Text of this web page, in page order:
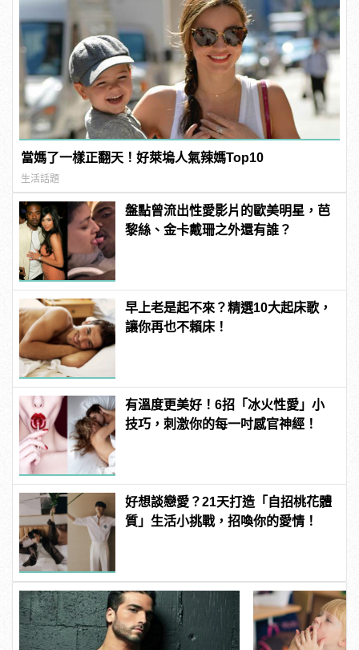
當媽了一樣正翻天！好萊塢人氣辣媽Top10
生活話題
盤點曾流出性愛影片的歐美明星，芭
黎絲、金卡戴珊之外還有誰？
早上老是起不來？精選10大起床歌，
讓你再也不賴床！
有溫度更美好！6招「冰火性愛」小
技巧，刺激你的每一吋感官神經！
好想談戀愛？21天打造「自招桃花體
質」生活小挑戰，招喚你的愛情！